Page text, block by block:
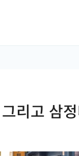
리고 삼